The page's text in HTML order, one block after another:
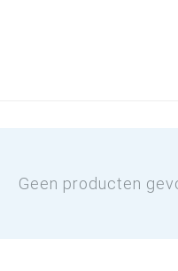
Geen producten